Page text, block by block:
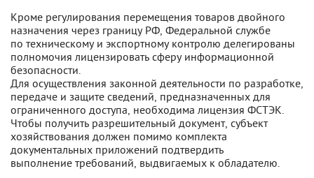
Кроме регулирования перемещения товаров двойного
назначения через границу РФ, Федеральной службе
по техническому и экспортному контролю делегированы
полномочия лицензировать сферу информационной
безопасности.
Для осуществления законной деятельности по разработке,
передаче и защите сведений, предназначенных для
ограниченного доступа, необходима лицензия ФСТЭК.
Чтобы получить разрешительный документ, субъект
хозяйствования должен помимо комплекта
документальных приложений подтвердить
выполнение требований, выдвигаемых к обладателю.